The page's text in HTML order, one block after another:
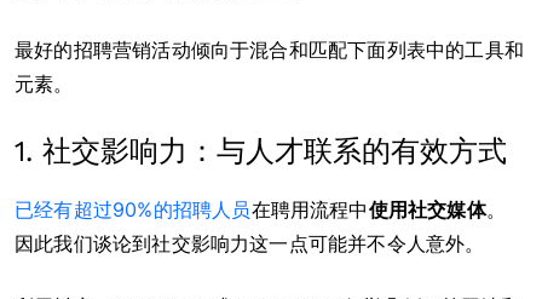
最好的招聘营销活动倾向于混合和匹配下面列表中的工具和
元素。
1. 社交影响力：与人才联系的有效方式
已经有超过90%的招聘人员在聘用流程中使用社交媒体。
因此我们谈论到社交影响力这一点可能并不令人意外。